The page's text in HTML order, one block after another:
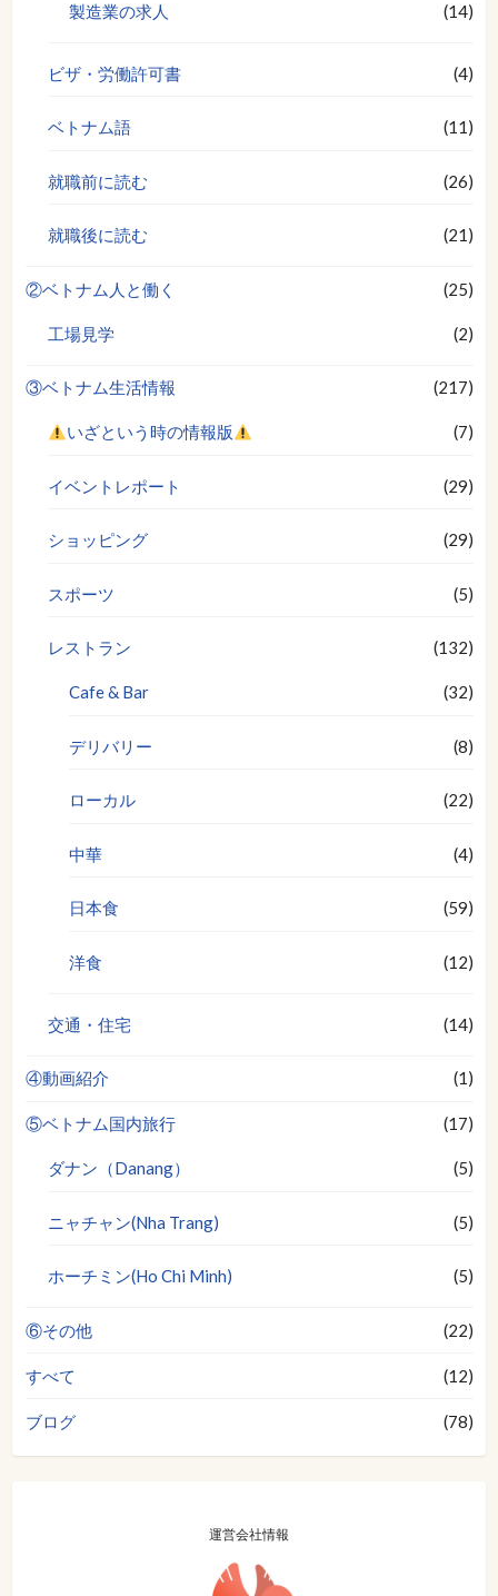
製造業の求人 (14)
ビザ・労働許可書 (4)
ベトナム語 (11)
就職前に読む (26)
就職後に読む (21)
②ベトナム人と働く (25)
工場見学 (2)
③ベトナム生活情報 (217)
いざという時の情報版 (7)
イベントレポート (29)
ショッピング (29)
スポーツ (5)
レストラン (132)
Cafe & Bar (32)
デリバリー (8)
ローカル (22)
中華 (4)
日本食 (59)
洋食 (12)
交通・住宅 (14)
④動画紹介 (1)
⑤ベトナム国内旅行 (17)
ダナン（Danang） (5)
ニャチャン(Nha Trang) (5)
ホーチミン(Ho Chi Minh) (5)
⑥その他 (22)
すべて (12)
ブログ (78)
運営会社情報